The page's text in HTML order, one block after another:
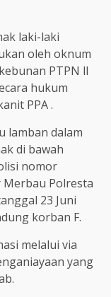
laki-laki
oleh oknum
PTPN ll
hukum
PPA .
lamban dalam
di bawah
nomor
Merbau Polresta
23 Juni
korban F.
melalui via
yang